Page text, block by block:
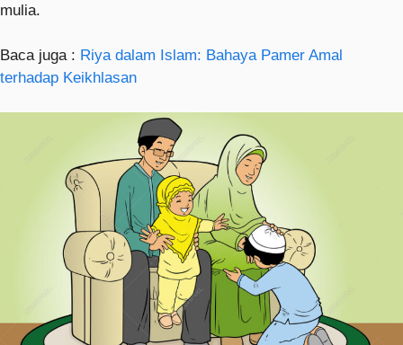
mulia.
Baca juga : Riya dalam Islam: Bahaya Pamer Amal
terhadap Keikhlasan